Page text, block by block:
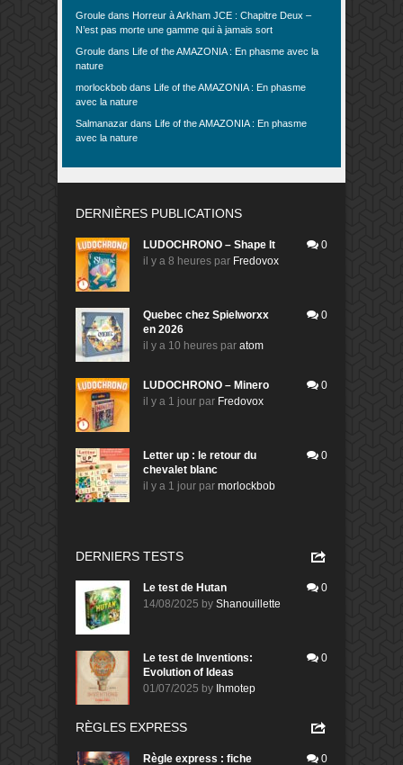
Groule dans Horreur à Arkham JCE : Chapitre Deux –
N’est pas morte une gamme qui à jamais sort
Groule dans Life of the AMAZONIA : En phasme avec la
nature
morlockbob dans Life of the AMAZONIA : En phasme
avec la nature
Salmanazar dans Life of the AMAZONIA : En phasme
avec la nature
DERNIÈRES PUBLICATIONS
LUDOCHRONO – Shape It
il y a 8 heures par Fredovox
0
Quebec chez Spielworxx
en 2026
il y a 10 heures par atom
0
LUDOCHRONO – Minero
il y a 1 jour par Fredovox
0
Letter up : le retour du
chevalet blanc
il y a 1 jour par morlockbob
0
DERNIERS TESTS
Le test de Hutan
14/08/2025 by Shanouillette
0
Le test de Inventions:
Evolution of Ideas
01/07/2025 by Ihmotep
0
RÈGLES EXPRESS
Règle express : fiche
0